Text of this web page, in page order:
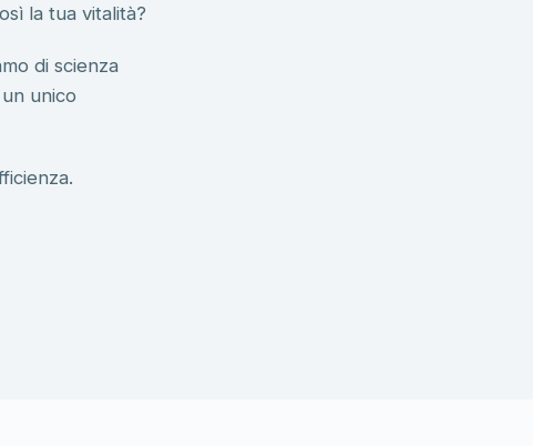
la tua vitalità?
di scienza
unico